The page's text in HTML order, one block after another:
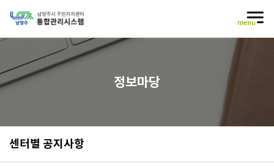
정보마당
센터별 공지사항